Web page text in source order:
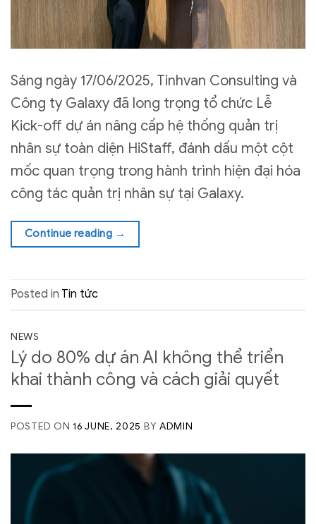
Sáng ngày 17/06/2025, Tinhvan Consulting và
Công ty Galaxy đã long trọng tổ chức Lễ
Kick-off dự án nâng cấp hệ thống quản trị
nhân sự toàn diện HiStaff, đánh dấu một cột
mốc quan trọng trong hành trình hiện đại hóa
công tác quản trị nhân sự tại Galaxy.
Continue reading →
Posted in Tin tức
NEWS
Lý do 80% dự án AI không thể triển
khai thành công và cách giải quyết
POSTED ON 16 JUNE, 2025 BY ADMIN